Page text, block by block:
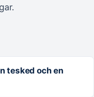
tesked och en